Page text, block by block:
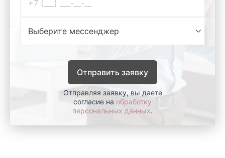
Отправить заявку
Отправляя заявку, вы даете
согласие на обработку
персональных данных.